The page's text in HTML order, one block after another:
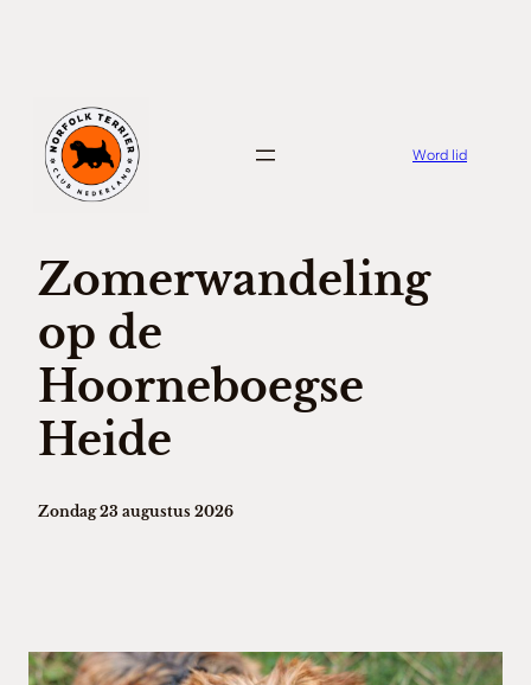
inhoud
Word lid
Zomerwandeling
op de
Hoorneboegse
Heide
Zondag 23 augustus 2026